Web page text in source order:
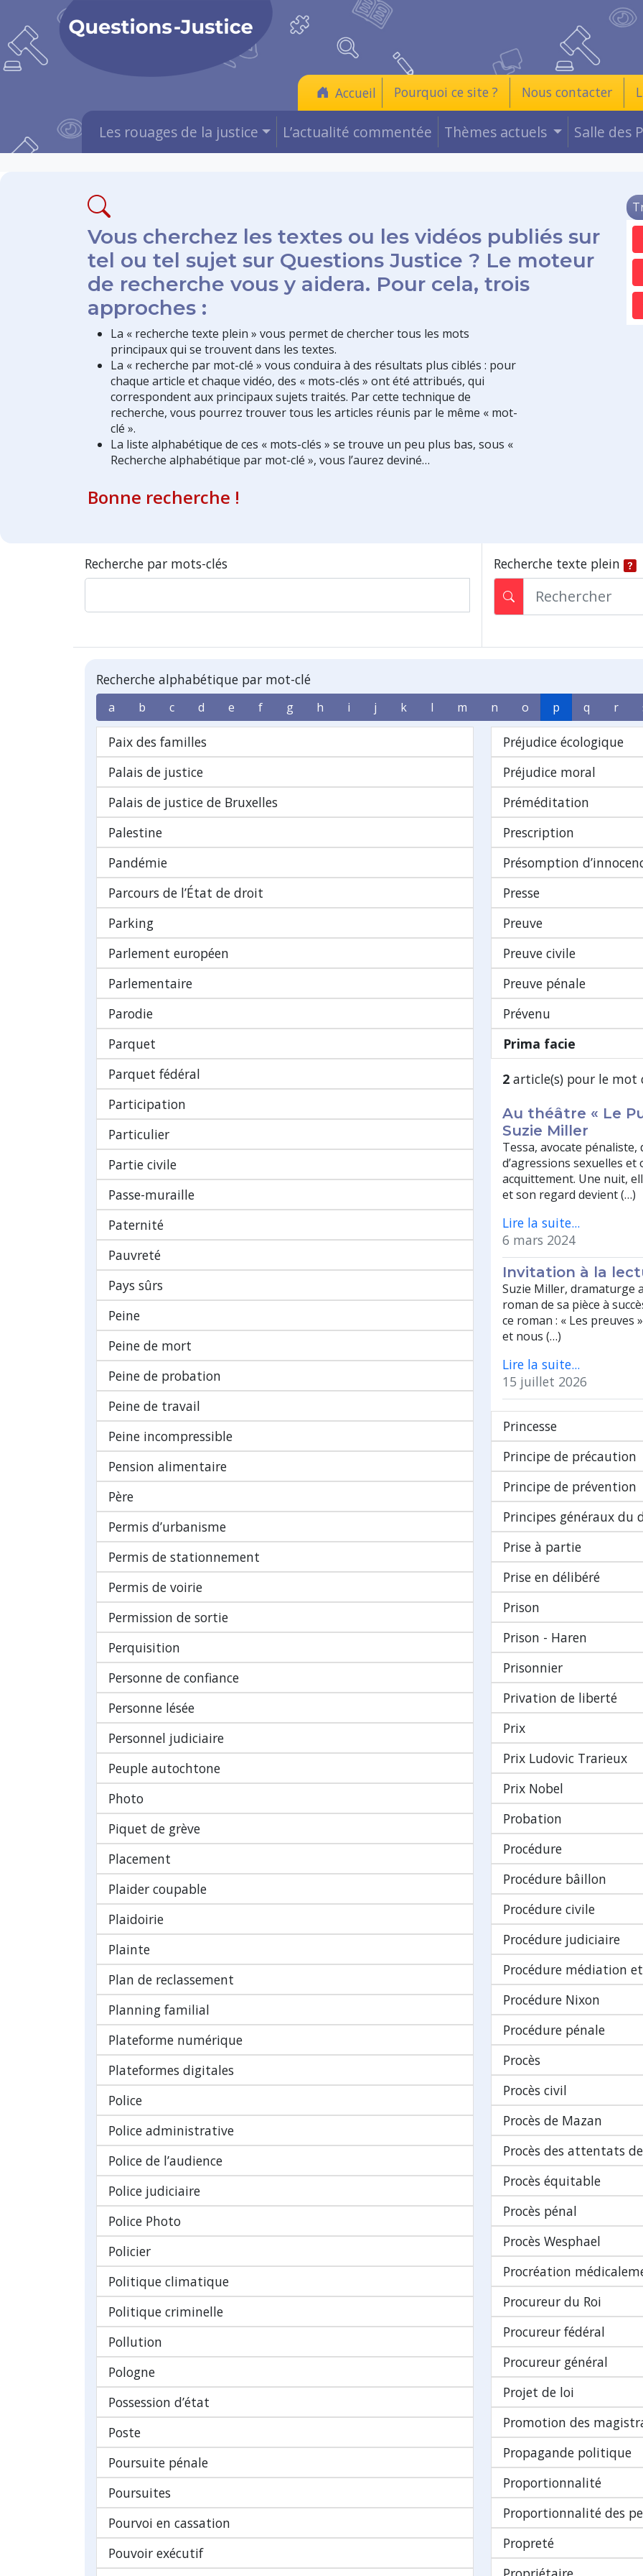
Accueil Pourquoi ce site ? Nous contacter
Les rouages de la justice L’actualité commentée Thèmes actuels Salle des
Vous cherchez les textes ou les vidéos publiés sur
tel ou tel sujet sur Questions Justice ? Le moteur
de recherche vous y aidera. Pour cela, trois
approches :
La « recherche texte plein » vous permet de chercher tous les mots
principaux qui se trouvent dans les textes.
La « recherche par mot-clé » vous conduira à des résultats plus ciblés : pour
chaque article et chaque vidéo, des « mots-clés » ont été attribués, qui
correspondent aux principaux sujets traités. Par cette technique de
recherche, vous pourrez trouver tous les articles réunis par le même « mot-
clé ».
La liste alphabétique de ces « mots-clés » se trouve un peu plus bas, sous «
Recherche alphabétique par mot-clé », vous l’aurez deviné…
Bonne recherche !
Recherche par mots-clés Recherche texte plein
Recherche alphabétique par mot-clé
a b c d e f g h i j k l m n o p q r
Paix des familles
Palais de justice
Palais de justice de Bruxelles
Palestine
Pandémie
Parcours de l’État de droit
Parking
Parlement européen
Parlementaire
Parodie
Parquet
Parquet fédéral
Participation
Particulier
Partie civile
Passe-muraille
Paternité
Pauvreté
Pays sûrs
Peine
Peine de mort
Peine de probation
Peine de travail
Peine incompressible
Pension alimentaire
Père
Permis d’urbanisme
Permis de stationnement
Permis de voirie
Permission de sortie
Perquisition
Personne de confiance
Personne lésée
Personnel judiciaire
Peuple autochtone
Photo
Piquet de grève
Placement
Plaider coupable
Plaidoirie
Plainte
Plan de reclassement
Planning familial
Plateforme numérique
Plateformes digitales
Police
Police administrative
Police de l’audience
Police judiciaire
Police Photo
Policier
Politique climatique
Politique criminelle
Pollution
Pologne
Possession d’état
Poste
Poursuite pénale
Poursuites
Pourvoi en cassation
Pouvoir exécutif
Préjudice écologique
Préjudice moral
Préméditation
Prescription
Présomption
Presse
Preuve
Preuve civile
Preuve pénale
Prévenu
Prima facie
2 article(s) pour le mot
Au théâtre « Le
Suzie Miller
Tessa, avocate
d’agressions sexuelles
acquittement. Une nuit,
et son regard devient (…)
Lire la suite...
6 mars 2024
Invitation à la
Suzie Miller, dramaturge
roman de sa pièce à
ce roman : « Les preuves
et nous (…)
Lire la suite...
15 juillet 2026
Princesse
Principe de précaution
Principe de prévention
Principes généraux du
Prise à partie
Prise en délibéré
Prison
Prison - Haren
Prisonnier
Privation de liberté
Prix
Prix Ludovic Trarieux
Prix Nobel
Probation
Procédure
Procédure bâillon
Procédure civile
Procédure judiciaire
Procédure médiation
Procédure Nixon
Procédure pénale
Procès
Procès civil
Procès de Mazan
Procès des attentats
Procès équitable
Procès pénal
Procès Wesphael
Procréation
Procureur du Roi
Procureur fédéral
Procureur général
Projet de loi
Promotion des
Propagande politique
Proportionnalité
Proportionnalité des
Propreté